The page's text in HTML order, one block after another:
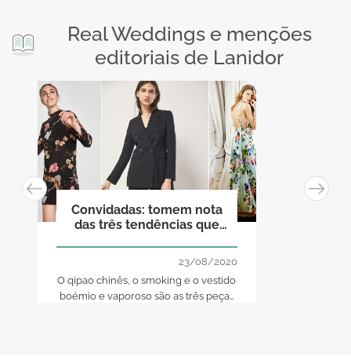
Real Weddings e menções
editoriais de Lanidor
Convidadas: tomem nota
das três tendências que
23/08/2020
O qipao chinês, o smoking e o vestido
boémio e vaporoso são as três peças